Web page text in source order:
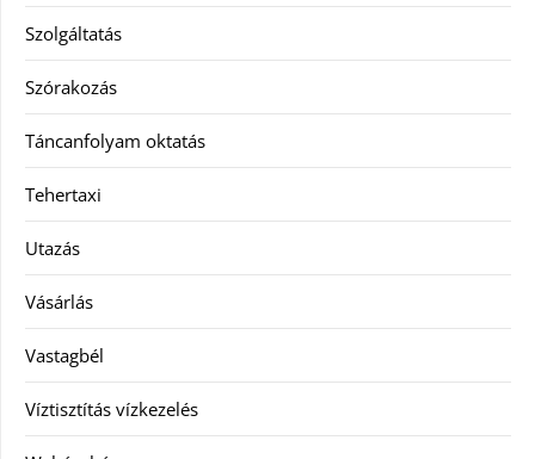
Szolgáltatás
Szórakozás
Táncanfolyam oktatás
Tehertaxi
Utazás
Vásárlás
Vastagbél
Víztisztítás vízkezelés